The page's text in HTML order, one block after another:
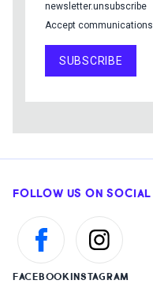
newsletter.unsubscribe
Accept communications
SUBSCRIBE
FOLLOW US ON
FACEBOOKINSTAGRAM